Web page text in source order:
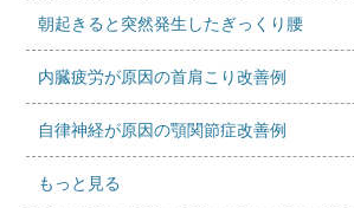
朝起きると突然発生したぎっくり腰
内臓疲労が原因の首肩こり改善例
自律神経が原因の顎関節症改善例
もっと見る